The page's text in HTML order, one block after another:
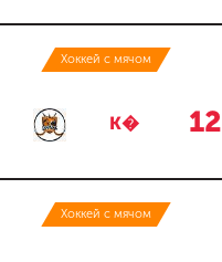
Хоккей с мячом
К� 12
Хоккей с мячом